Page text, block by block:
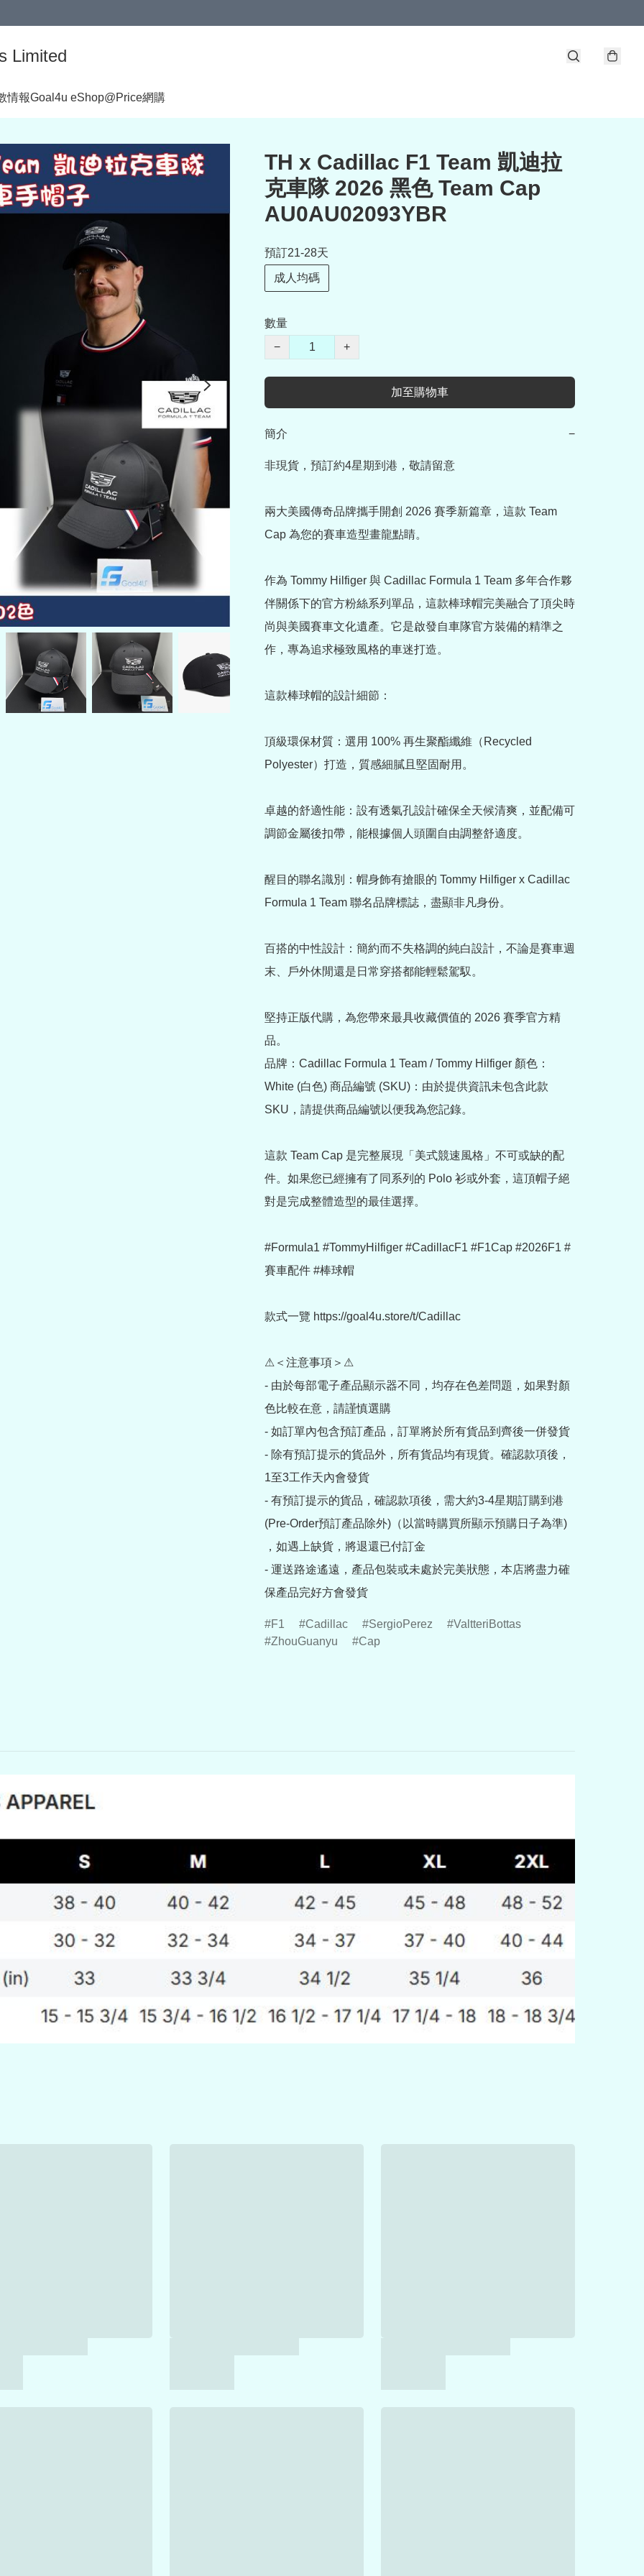
Limited
情報Goal4u eShop@Price網購
TH x Cadillac F1 Team 凱迪拉
克車隊 2026 黑色 Team Cap
AU0AU02093YBR
預訂21-28天
成人均碼
數量
−
+
加至購物車
簡介 −
非現貨，預訂約4星期到港，敬請留意
兩大美國傳奇品牌攜手開創 2026 賽季新篇章，這款 Team
Cap 為您的賽車造型畫龍點睛。
作為 Tommy Hilfiger 與 Cadillac Formula 1 Team 多年合作夥
伴關係下的官方粉絲系列單品，這款棒球帽完美融合了頂尖時
尚與美國賽車文化遺產。它是啟發自車隊官方裝備的精準之
作，專為追求極致風格的車迷打造。
這款棒球帽的設計細節：
頂級環保材質：選用 100% 再生聚酯纖維（Recycled
Polyester）打造，質感細膩且堅固耐用。
卓越的舒適性能：設有透氣孔設計確保全天候清爽，並配備可
調節金屬後扣帶，能根據個人頭圍自由調整舒適度。
醒目的聯名識別：帽身飾有搶眼的 Tommy Hilfiger x Cadillac
Formula 1 Team 聯名品牌標誌，盡顯非凡身份。
百搭的中性設計：簡約而不失格調的純白設計，不論是賽車週
末、戶外休閒還是日常穿搭都能輕鬆駕馭。
堅持正版代購，為您帶來最具收藏價值的 2026 賽季官方精
品。
品牌：Cadillac Formula 1 Team / Tommy Hilfiger 顏色：
White (白色) 商品編號 (SKU)：由於提供資訊未包含此款
SKU，請提供商品編號以便我為您記錄。
這款 Team Cap 是完整展現「美式競速風格」不可或缺的配
件。如果您已經擁有了同系列的 Polo 衫或外套，這頂帽子絕
對是完成整體造型的最佳選擇。
#Formula1 #TommyHilfiger #CadillacF1 #F1Cap #2026F1 #
賽車配件 #棒球帽
款式一覽 https://goal4u.store/t/Cadillac
⚠＜注意事項＞⚠
- 由於每部電子產品顯示器不同，均存在色差問題，如果對顏
色比較在意，請謹慎選購
- 如訂單內包含預訂產品，訂單將於所有貨品到齊後一併發貨
- 除有預訂提示的貨品外，所有貨品均有現貨。確認款項後，
1至3工作天內會發貨
- 有預訂提示的貨品，確認款項後，需大約3-4星期訂購到港
(Pre-Order預訂產品除外)（以當時購買所顯示預購日子為準)
，如遇上缺貨，將退還已付訂金
- 運送路途遙遠，產品包裝或未處於完美狀態，本店將盡力確
保產品完好方會發貨
F1 Cadillac SergioPerez
ValtteriBottas
ZhouGuanyu
Cap